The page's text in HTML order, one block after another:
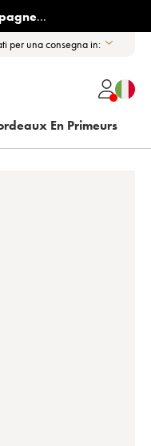
...
per una consegna in:
En Primeurs